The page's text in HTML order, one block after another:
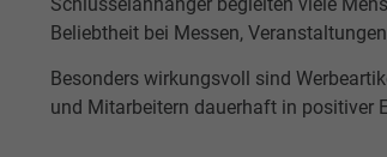
Beliebtheit bei Messen,
Besonders wirkungsvoll sind
und Mitarbeitern dauerhaft in positiver